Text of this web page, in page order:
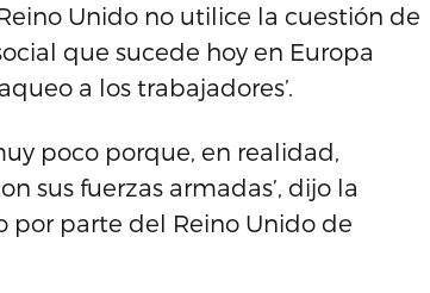
Unido no utilice la cuestión de
que sucede hoy en Europa
a los trabajadores’.
poco porque, en realidad,
sus fuerzas armadas’, dijo la
por parte del Reino Unido de